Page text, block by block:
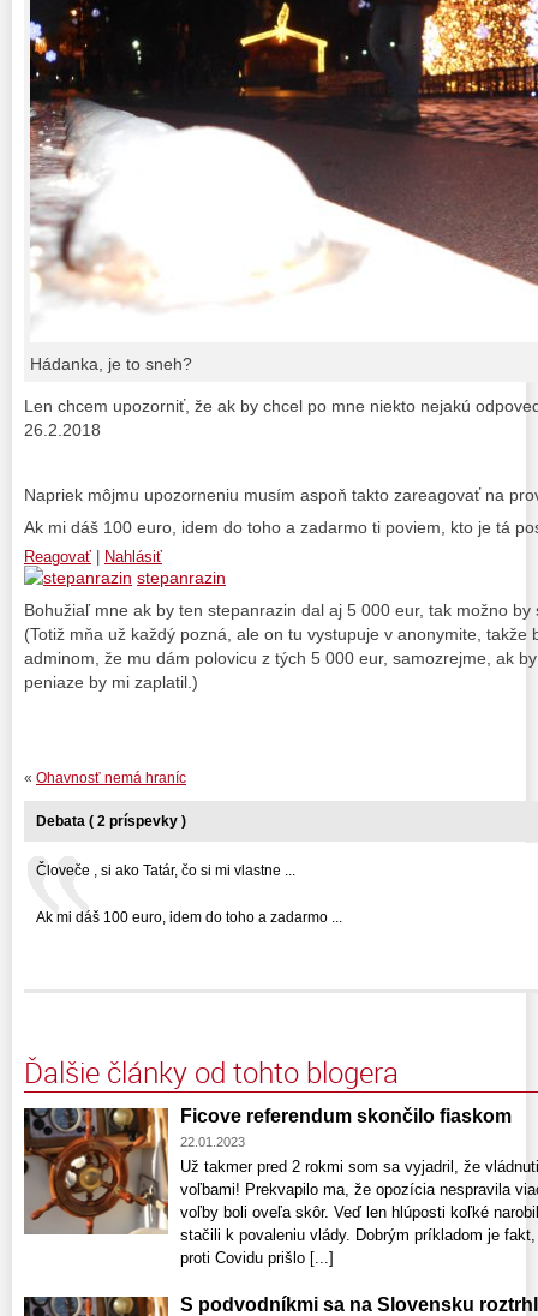
Hádanka, je to sneh?
Len chcem upozorniť, že ak by chcel po mne niekto nejakú
26.2.2018
Napriek môjmu upozorneniu musím aspoň takto zareagovať na
Ak mi dáš 100 euro, idem do toho a zadarmo ti poviem, kto je tá
Reagovať Nahlásiť
stepanrazin
Bohužiaľ mne ak by ten stepanrazin dal aj 5 000 eur, tak možno
(Totiž mňa už každý pozná, ale on tu vystupuje v anonymite, takže
adminom, že mu dám polovicu z tých 5 000 eur, samozrejme, ak
peniaze by mi zaplatil.)
« Ohavnosť nemá hraníc
Debata ( 2 príspevky )
Človeče , si ako Tatár, čo si mi vlastne ...
Ak mi dáš 100 euro, idem do toho a zadarmo ...
Ďalšie články od tohto blogera
Ficove referendum skončilo fiaskom
22.01.2023
Už takmer pred 2 rokmi som sa vyjadril, že
voľbami! Prekvapilo ma, že opozícia nespravila
voľby boli oveľa skôr. Veď len hlúposti koľké
stačili k povaleniu vlády. Dobrým príkladom je
proti Covidu prišlo [...]
S podvodníkmi sa na Slovensku